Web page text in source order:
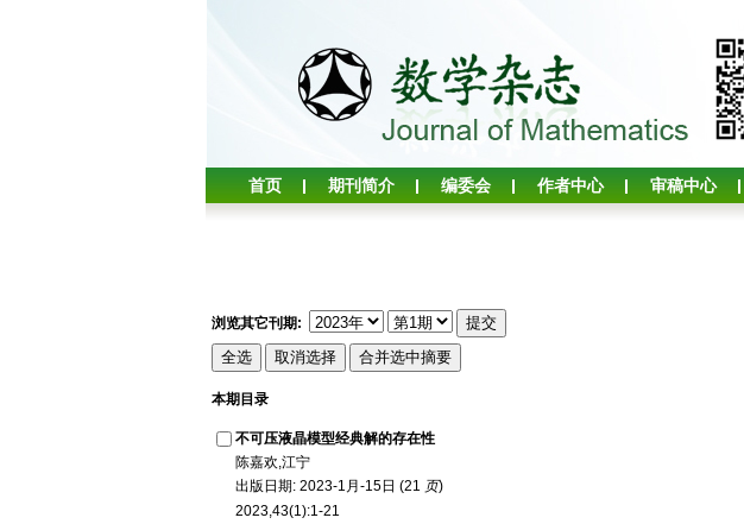
首页 期刊简介 编委会 作者中心 审稿中心
浏览其它刊期:
本期目录
不可压液晶模型经典解的存在性
陈嘉欢,江宁
出版日期: 2023-1月-15日 (21 页)
2023,43(1):1-21